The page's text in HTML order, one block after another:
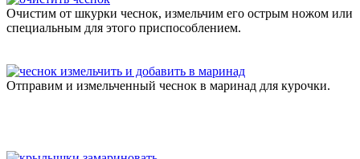
Очистим от шкурки чеснок, измельчим его острым ножом или
специальным для этого приспособлением.
Отправим и измельченный чеснок в маринад для курочки.